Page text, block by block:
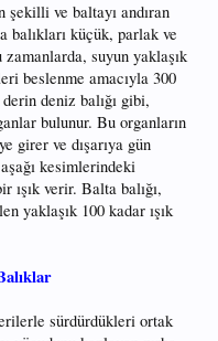
şekilli ve baltayı andıran
balıkları küçük, parlak ve
zamanlarda, suyun yaklaşık
beslenme amacıyla 300
deniz balığı gibi,
bulunur. Bu organların
girer ve dışarıya gün
kesimlerindeki
ışık verir. Balta balığı,
yaklaşık 100 kadar ışık
sürdürdükleri ortak